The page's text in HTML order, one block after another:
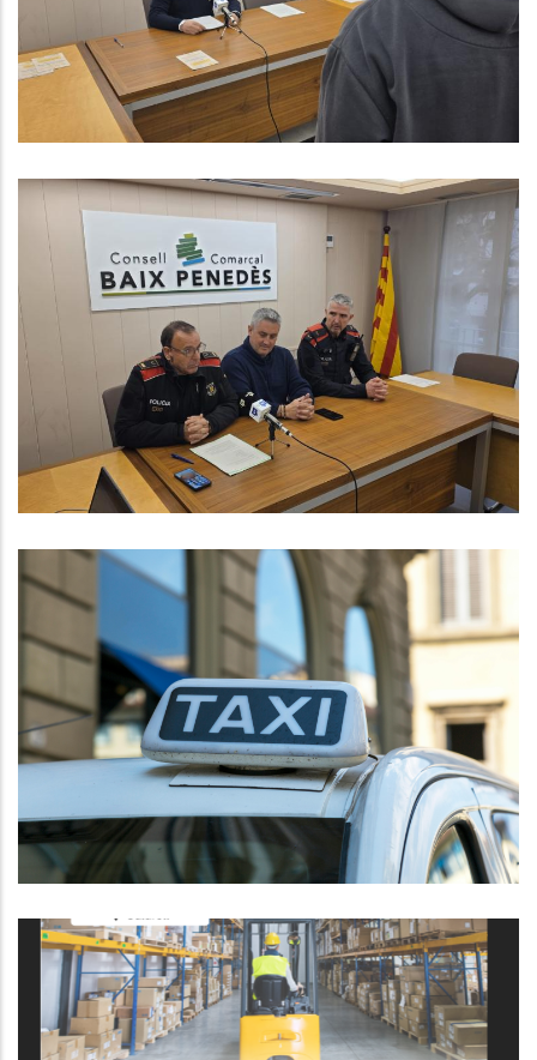
El 2025
P. econòmica
Els Mossos D'Esquadra Posen En
Marxa Un Nou Servei De Recollida
De Denúncies In Situ Al Baix
Penedès Per Apropar L’atenció
Policial A La Ciutadania
Altres
La Generalitat Dona Llum Verda A
La Demarcació Única Del Taxi Al
Baix Penedès.
P. econòmica
Curs De Logística Integral +